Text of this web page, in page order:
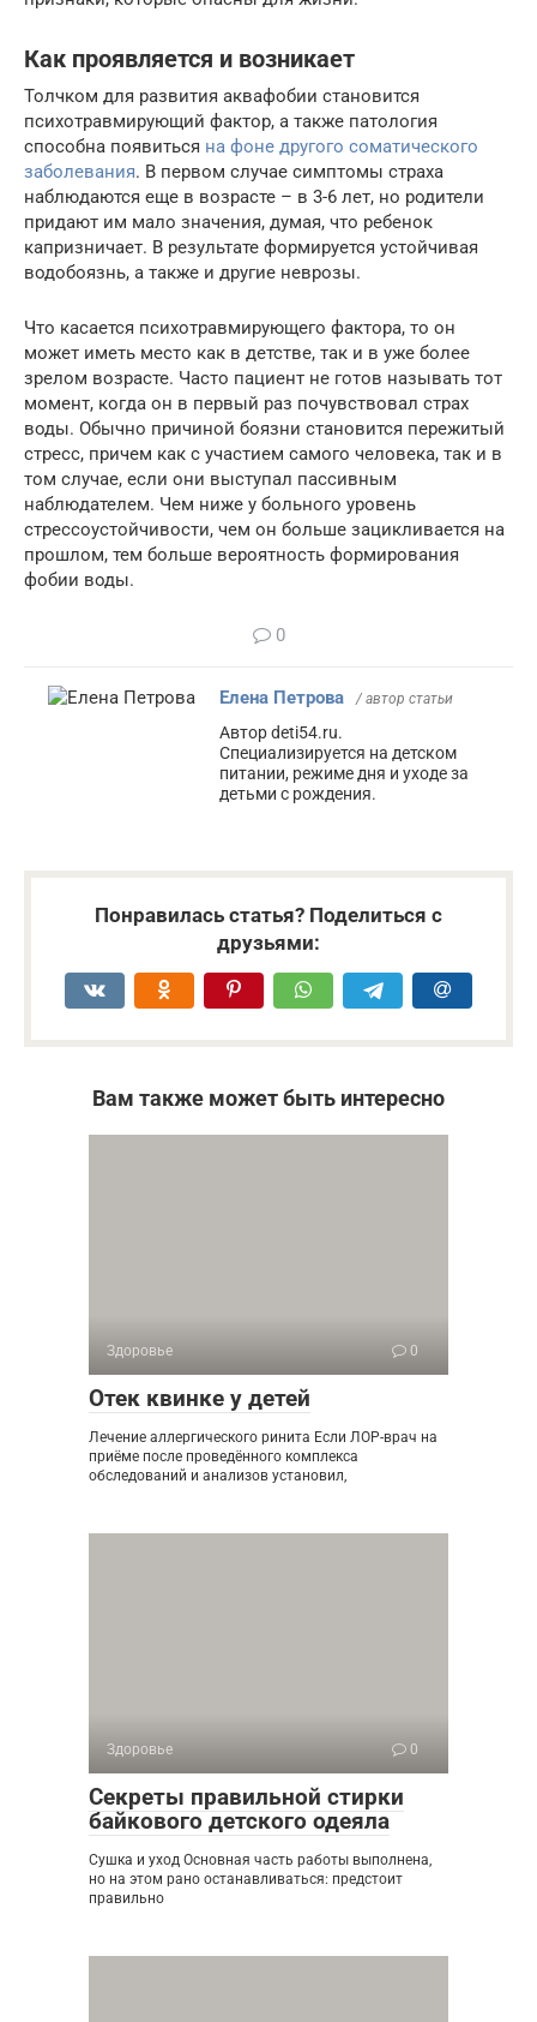
Как проявляется и возникает
Толчком для развития аквафобии становится
психотравмирующий фактор, а также патология
способна появиться на фоне другого соматического
заболевания. В первом случае симптомы страха
наблюдаются еще в возрасте – в 3-6 лет, но родители
придают им мало значения, думая, что ребенок
капризничает. В результате формируется устойчивая
водобоязнь, а также и другие неврозы.
Что касается психотравмирующего фактора, то он
может иметь место как в детстве, так и в уже более
зрелом возрасте. Часто пациент не готов называть тот
момент, когда он в первый раз почувствовал страх
воды. Обычно причиной боязни становится пережитый
стресс, причем как с участием самого человека, так и в
том случае, если они выступал пассивным
наблюдателем. Чем ниже у больного уровень
стрессоустойчивости, чем он больше зацикливается на
прошлом, тем больше вероятность формирования
фобии воды.
0
Елена Петрова / автор статьи
Автор deti54.ru.
Специализируется на детском
питании, режиме дня и уходе за
детьми с рождения.
Понравилась статья? Поделиться с
друзьями:
Вам также может быть интересно
Здоровье 0
Отек квинке у детей
Лечение аллергического ринита Если ЛОР-врач на
приёме после проведённого комплекса
обследований и анализов установил,
Здоровье 0
Секреты правильной стирки
байкового детского одеяла
Сушка и уход Основная часть работы выполнена,
но на этом рано останавливаться: предстоит
правильно